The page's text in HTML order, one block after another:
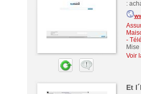
:
-
Voir
Et